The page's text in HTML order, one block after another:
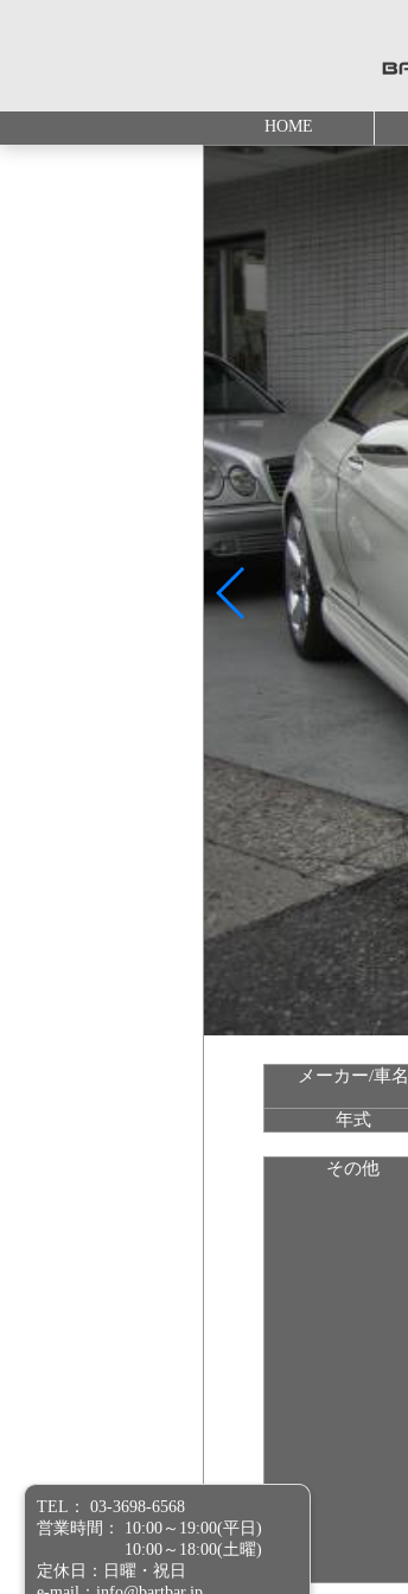
HOME
メーカー/車名
年式
その他
TEL： 03-3698-6568
営業時間： 10:00～19:00(平日)
10:00～18:00(土曜)
定休日：日曜・祝日